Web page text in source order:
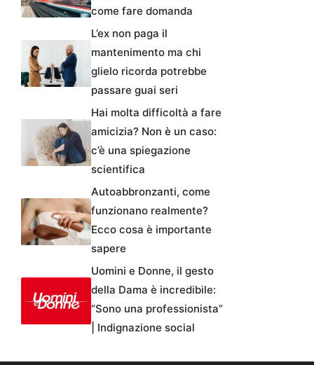
come fare domanda
L’ex non paga il
mantenimento ma chi
glielo ricorda potrebbe
passare guai seri
Hai molta difficoltà a fare
amicizia? Non è un caso:
c’è una spiegazione
scientifica
Autoabbronzanti, come
funzionano realmente?
Ecco cosa è importante
sapere
Uomini e Donne, il gesto
della Dama è incredibile:
“Sono una professionista”
| Indignazione social